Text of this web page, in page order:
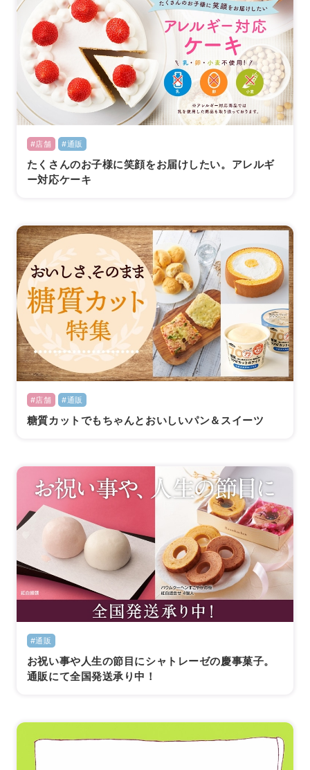
#店舗 #通販
たくさんのお子様に笑顔をお届けしたい。アレルギ
ー対応ケーキ
#店舗 #通販
糖質カットでもちゃんとおいしいパン＆スイーツ
#通販
お祝い事や人生の節目にシャトレーゼの慶事菓子。
通販にて全国発送承り中！